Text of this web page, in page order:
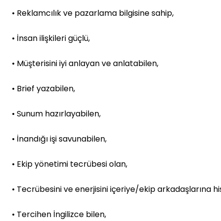
• Reklamcılık ve pazarlama bilgisine sahip,
• İnsan ilişkileri güçlü,
• Müşterisini iyi anlayan ve anlatabilen,
• Brief yazabilen,
• Sunum hazırlayabilen,
• İnandığı işi savunabilen,
• Ekip yönetimi tecrübesi olan,
• Tecrübesini ve enerjisini içeriye/ekip arkadaşlarına
• Tercihen İngilizce bilen,